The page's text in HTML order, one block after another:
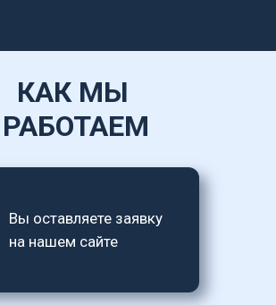
Вы оставляете заявку
на нашем сайте
КАК МЫ
РАБОТАЕМ